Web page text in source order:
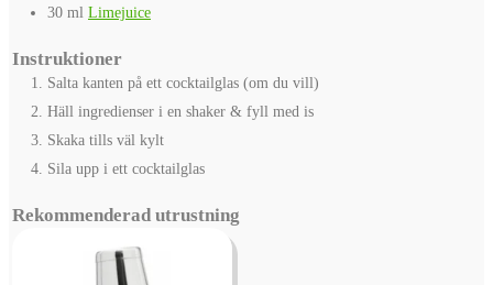
30 ml Limejuice
Instruktioner
Salta kanten på ett cocktailglas (om du vill)
Häll ingredienser i en shaker & fyll med is
Skaka tills väl kylt
Sila upp i ett cocktailglas
Rekommenderad utrustning